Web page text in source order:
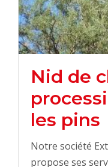
Nid de
les pins
Notre société
propose ses